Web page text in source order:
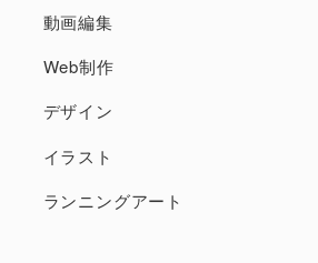
動画編集
Web制作
デザイン
イラスト
ランニングアート